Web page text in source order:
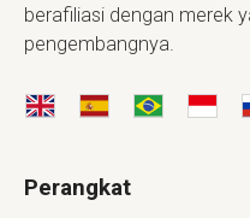
berafiliasi dengan merek
pengembangnya.
Perangkat